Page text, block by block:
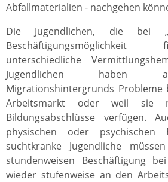
Abfallmaterialien - nachgehen
Die Jugendlichen, die bei
unterschiedliche
Jugendlichen haben
Migrationshintergrunds Probleme
Arbeitsmarkt oder weil sie
Bildungsabschlüsse verfügen.
physischen oder psychischen
suchtkranke Jugendliche
stundenweisen Beschäftigung
wieder stufenweise an den